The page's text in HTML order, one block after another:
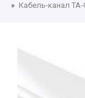
Кабель-канал